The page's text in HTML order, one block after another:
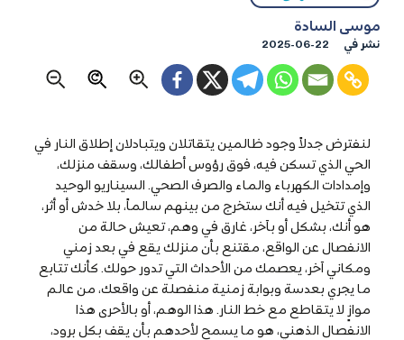
موسى السادة
نشر في 2025-06-22
لنفترض جدلاً وجود ظالمين يتقاتلان ويتبادلان إطلاق النار في
الحي الذي تسكن فيه، فوق رؤوس أطفالك، وسقف منزلك،
وإمدادات الكهرباء والماء والصرف الصحي. السيناريو الوحيد
الذي تتخيل فيه أنك ستخرج من بينهم سالماً، بلا خدش أو أثر،
هو أنك، بشكل أو بآخر، غارق في وهم، تعيش حالة من
الانفصال عن الواقع، مقتنع بأن منزلك يقع في بعد زمني
ومكاني آخر، يعصمك من الأحداث التي تدور حولك. كأنك تتابع
ما يجري بعدسة وبوابة زمنية منفصلة عن واقعك، من عالم
موازٍ لا يتقاطع مع خط النار. هذا الوهم، أو بالأحرى هذا
الانفصال الذهني، هو ما يسمح لأحدهم بأن يقف بكل برود،